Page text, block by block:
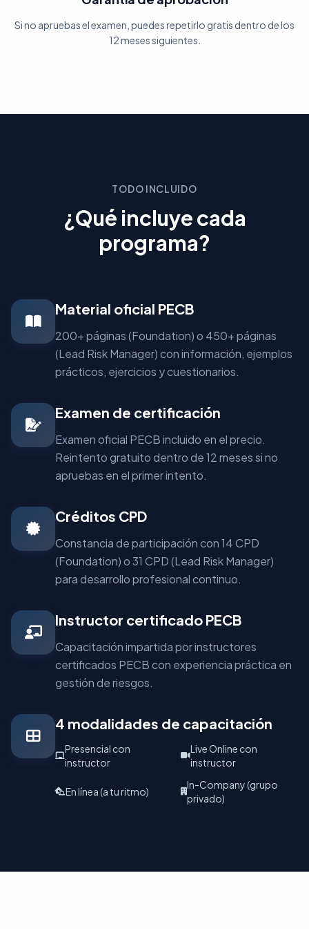
Si no apruebas el examen, puedes repetirlo gratis dentro de los
12 meses siguientes.
TODO INCLUIDO
¿Qué incluye cada
programa?
Material oficial PECB
200+ páginas (Foundation) o 450+ páginas
(Lead Risk Manager) con información, ejemplos
prácticos, ejercicios y cuestionarios.
Examen de certificación
Examen oficial PECB incluido en el precio.
Reintento gratuito dentro de 12 meses si no
apruebas en el primer intento.
Créditos CPD
Constancia de participación con 14 CPD
(Foundation) o 31 CPD (Lead Risk Manager)
para desarrollo profesional continuo.
Instructor certificado PECB
Capacitación impartida por instructores
certificados PECB con experiencia práctica en
gestión de riesgos.
4 modalidades de capacitación
Presencial con
instructor
Live Online con
instructor
En línea (a tu ritmo)
In-Company (grupo
privado)